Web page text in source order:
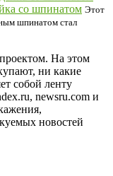
со шпинатом Этот
шпинатом стал
На этом
ни какие
собой ленту
newsru.com и
новостей